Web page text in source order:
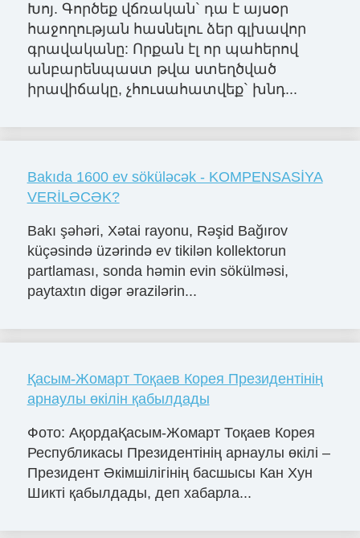
Խոյ. Գործեք վճռական` դա է այսօր
հաջողության հասնելու ձեր գլխավոր
գրավականը: Որքան էլ որ պահերով
անբարենպաստ թվա ստեղծված
իրավիճակը, չհուսահատվեք` խնդ...
Bakıda 1600 ev söküləcək - KOMPENSASİYA
VERİLƏCƏK?
Bakı şəhəri, Xətai rayonu, Rəşid Bağırov
küçəsində üzərində ev tikilən kollektorun
partlaması, sonda həmin evin sökülməsi,
paytaxtın digər ərazilərin...
Қасым-Жомарт Тоқаев Корея Президентінің
арнаулы өкілін қабылдады
Фото: АқордаҚасым-Жомарт Тоқаев Корея
Республикасы Президентінің арнаулы өкілі –
Президент Әкімшілігінің басшысы Кан Хун
Шикті қабылдады, деп хабарла...